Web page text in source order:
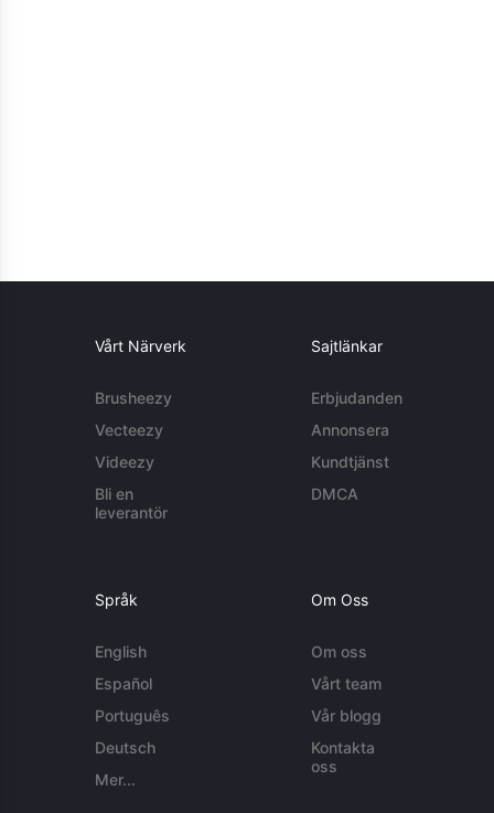
Vårt Närverk
Brusheezy
Vecteezy
Videezy
Bli en
leverantör
Sajtlänkar
Erbjudanden
Annonsera
Kundtjänst
DMCA
Språk
English
Español
Português
Deutsch
Mer...
Om Oss
Om oss
Vårt team
Vår blogg
Kontakta
oss